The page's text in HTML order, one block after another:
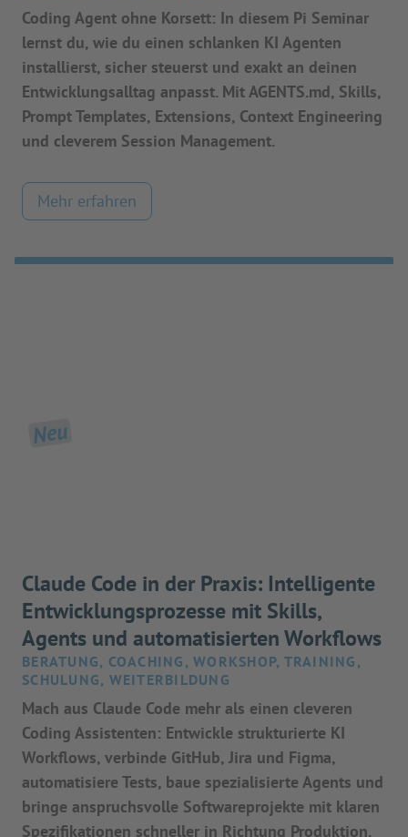
Coding Agent ohne Korsett: In diesem Pi Seminar
lernst du, wie du einen schlanken KI Agenten
installierst, sicher steuerst und exakt an deinen
Entwicklungsalltag anpasst. Mit AGENTS.md, Skills,
Prompt Templates, Extensions, Context Engineering
und cleverem Session Management.
Mehr erfahren
Neu
Claude Code in der Praxis: Intelligente
Entwicklungsprozesse mit Skills,
Agents und automatisierten Workflows
BERATUNG, COACHING, WORKSHOP, TRAINING,
SCHULUNG, WEITERBILDUNG
Mach aus Claude Code mehr als einen cleveren
Coding Assistenten: Entwickle strukturierte KI
Workflows, verbinde GitHub, Jira und Figma,
automatisiere Tests, baue spezialisierte Agents und
bringe anspruchsvolle Softwareprojekte mit klaren
Spezifikationen schneller in Richtung Produktion.